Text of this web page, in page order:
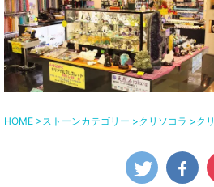
HOME > ストーンカテゴリー >クリソコラ >ク